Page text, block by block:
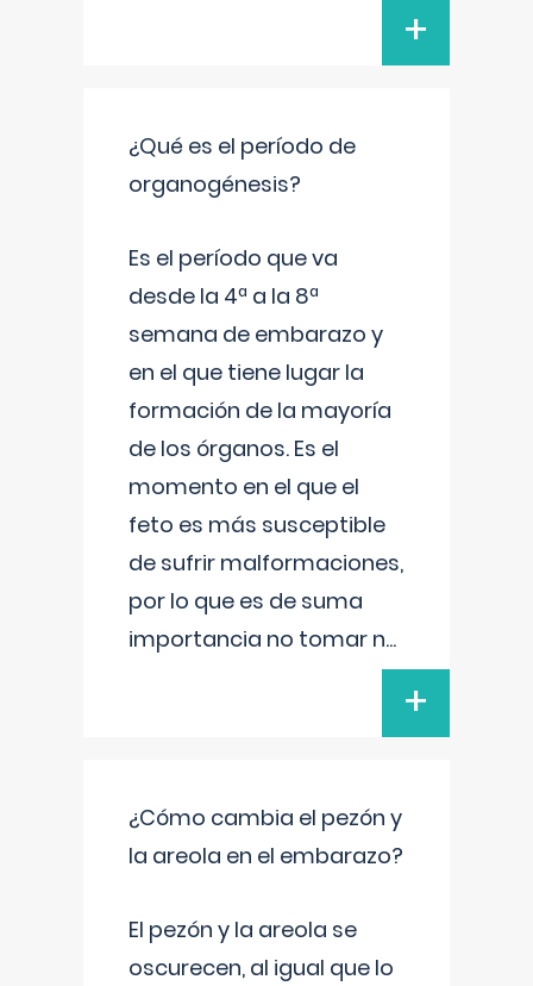
+
¿Qué es el período de
organogénesis?
Es el período que va
desde la 4ª a la 8ª
semana de embarazo y
en el que tiene lugar la
formación de la mayoría
de los órganos. Es el
momento en el que el
feto es más susceptible
de sufrir malformaciones,
por lo que es de suma
importancia no tomar n...
+
¿Cómo cambia el pezón y
la areola en el embarazo?
El pezón y la areola se
oscurecen, al igual que lo